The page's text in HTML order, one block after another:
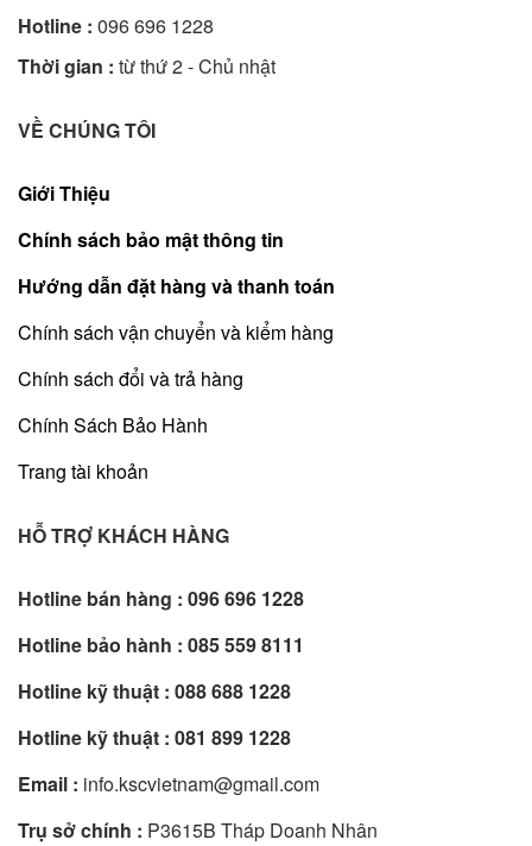
Hotline : 096 696 1228
Thời gian : từ thứ 2 - Chủ nhật
VỀ CHÚNG TÔI
Giới Thiệu
Chính sách bảo mật thông tin
Hướng dẫn đặt hàng và thanh toán
Chính sách vận chuyển và kiểm hàng
Chính sách đổi và trả hàng
Chính Sách Bảo Hành
Trang tài khoản
HỖ TRỢ KHÁCH HÀNG
Hotline bán hàng : 096 696 1228
Hotline bảo hành : 085 559 8111
Hotline kỹ thuật : 088 688 1228
Hotline kỹ thuật : 081 899 1228
Email : info.kscvietnam@gmail.com
Trụ sở chính : P3615B Tháp Doanh Nhân